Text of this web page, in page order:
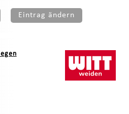
Eintrag ändern